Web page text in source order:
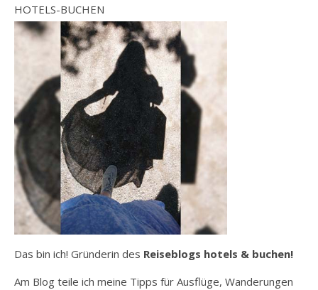
HOTELS-BUCHEN
Das bin ich! Gründerin des Reiseblogs hotels & buchen!
Am Blog teile ich meine Tipps für Ausflüge, Wanderungen